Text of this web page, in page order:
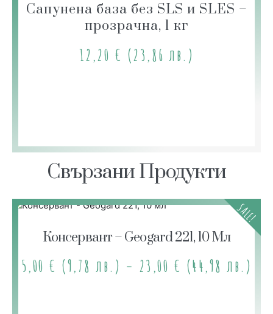
Сапунена база без SLS и SLES –
прозрачна, 1 кг
12,20 € (23,86 лв.)
Свързани Продукти
SALE!
Консервант – Geogard 221, 10 Мл
5,00 € (9,78 лв.) – 23,00 € (44,98 лв.)